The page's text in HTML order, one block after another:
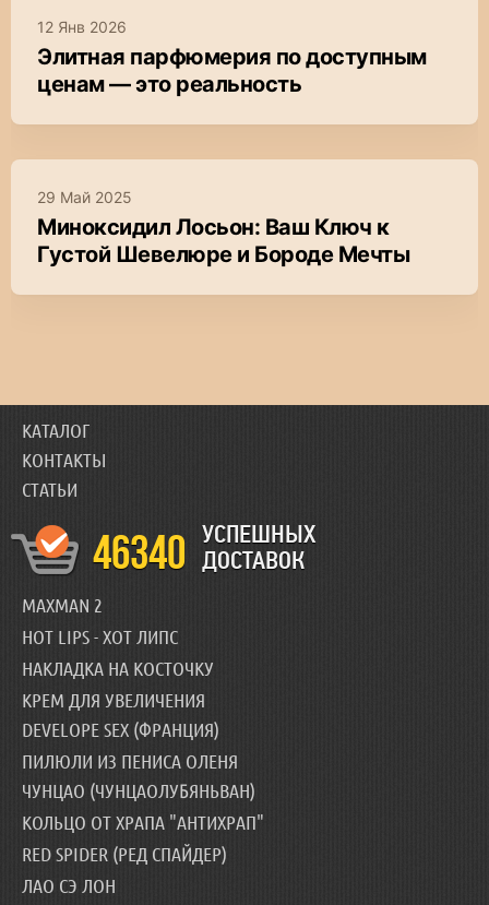
12 Янв 2026
Элитная парфюмерия по доступным
ценам — это реальность
29 Май 2025
Миноксидил Лосьон: Ваш Ключ к
Густой Шевелюре и Бороде Мечты
КАТАЛОГ
КОНТАКТЫ
СТАТЬИ
46340
УСПЕШНЫХ
ДОСТАВОК
MAXMAN 2
HOT LIPS - ХОТ ЛИПС
НАКЛАДКА НА КОСТОЧКУ
КРЕМ ДЛЯ УВЕЛИЧЕНИЯ
DEVELOPE SEX (ФРАНЦИЯ)
ПИЛЮЛИ ИЗ ПЕНИСА ОЛЕНЯ
ЧУНЦАО (ЧУНЦАОЛУБЯНЬВАН)
КОЛЬЦО ОТ ХРАПА "АНТИХРАП"
RED SPIDER (РЕД СПАЙДЕР)
ЛАО СЭ ЛОН